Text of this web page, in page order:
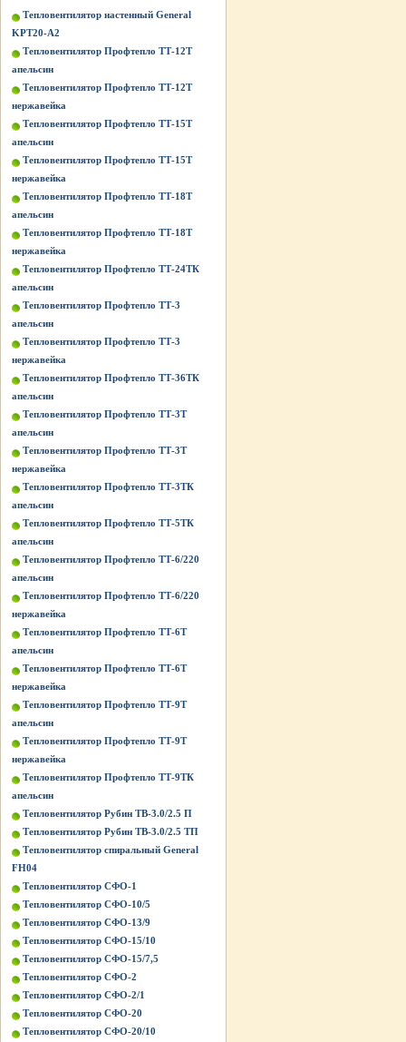
Тепловентилятор настенный General
KPT20-A2
Тепловентилятор Профтепло ТТ-12Т
апельсин
Тепловентилятор Профтепло ТТ-12Т
нержавейка
Тепловентилятор Профтепло ТТ-15Т
апельсин
Тепловентилятор Профтепло ТТ-15Т
нержавейка
Тепловентилятор Профтепло ТТ-18Т
апельсин
Тепловентилятор Профтепло ТТ-18Т
нержавейка
Тепловентилятор Профтепло ТТ-24ТК
апельсин
Тепловентилятор Профтепло ТТ-3
апельсин
Тепловентилятор Профтепло ТТ-3
нержавейка
Тепловентилятор Профтепло ТТ-36ТК
апельсин
Тепловентилятор Профтепло ТТ-3Т
апельсин
Тепловентилятор Профтепло ТТ-3Т
нержавейка
Тепловентилятор Профтепло ТТ-3ТК
апельсин
Тепловентилятор Профтепло ТТ-5ТК
апельсин
Тепловентилятор Профтепло ТТ-6/220
апельсин
Тепловентилятор Профтепло ТТ-6/220
нержавейка
Тепловентилятор Профтепло ТТ-6Т
апельсин
Тепловентилятор Профтепло ТТ-6Т
нержавейка
Тепловентилятор Профтепло ТТ-9Т
апельсин
Тепловентилятор Профтепло ТТ-9Т
нержавейка
Тепловентилятор Профтепло ТТ-9ТК
апельсин
Тепловентилятор Рубин ТВ-3.0/2.5 П
Тепловентилятор Рубин ТВ-3.0/2.5 ТП
Тепловентилятор спиральный General
FH04
Тепловентилятор СФО-1
Тепловентилятор СФО-10/5
Тепловентилятор СФО-13/9
Тепловентилятор СФО-15/10
Тепловентилятор СФО-15/7,5
Тепловентилятор СФО-2
Тепловентилятор СФО-2/1
Тепловентилятор СФО-20
Тепловентилятор СФО-20/10